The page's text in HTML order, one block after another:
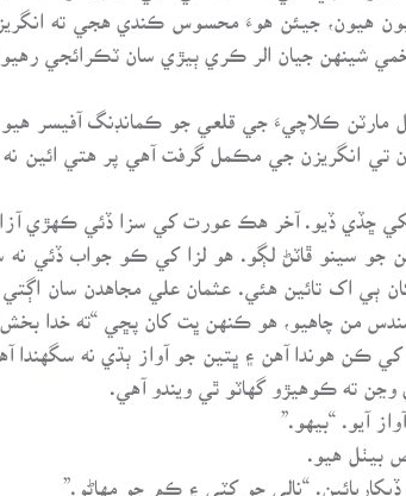
هيون، جيئن هوءَ محسوس ڪندي هجي ته
جيان الر ڪري ٻيڙي سان ٽڪرائجي رهيون
ڪلاچيءَ جي قلعي جو ڪمانڊنگ آفيسر
تي انگريزن جي مڪمل گرفت آهي پر هتي ائين
مونکي ڇڏي ڏيو. آخر هڪ عورت کي سزا ڏئي
سينو ڦاٽڻ لڳو. هو لزا کي ڪو جواب ڏئي نه
اک تائين هئي. عثمان علي مجاهدن سان
من چاهيو، هو ڪنهن ڀت کان پڇي “ته خدا
کي ڪن هوندا آهن ۽ ڀتين جو آواز ٻڌي نه
وڃن ته ڪوهيڙو گهاٽو ٿي ويندو آهي.
آيو. “بيهو.”
بيٺل هيو.
“نالي جو کٽي ۽ ڪم جو مهاڻو.”